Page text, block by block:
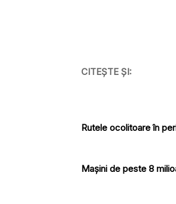
CITEȘTE ȘI:
Rutele ocolitoare în
Mașini de peste 8